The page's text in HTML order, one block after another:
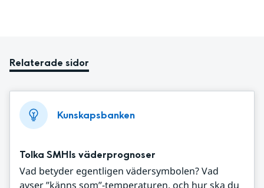
Relaterade sidor
Kunskapsbanken
Tolka SMHIs väderprognoser
Vad betyder egentligen vädersymbolen? Vad
avser ”känns som”-temperaturen, och hur ska du